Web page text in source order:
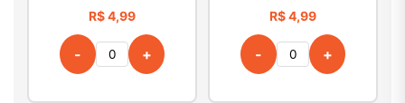
R$ 4,99
- +
R$ 4,99
- +